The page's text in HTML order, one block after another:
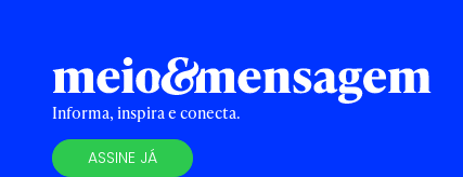
Informa, inspira e conecta.
ASSINE JÁ